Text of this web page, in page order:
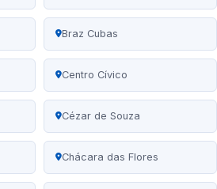
Braz Cubas
Centro Cívico
Cézar de Souza
Chácara das Flores